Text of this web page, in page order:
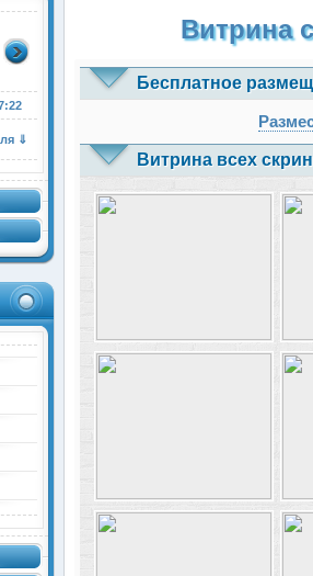
⇓
Витрина
Бесплатное
Витрина всех